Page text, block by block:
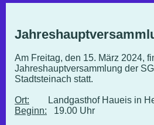
Am Freitag, den 15. März 2024,
Jahreshauptversammlung der
Stadtsteinach statt.
Ort: Landgasthof Haueis in
Beginn: 19.00 Uhr